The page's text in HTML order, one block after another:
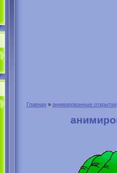
Главная » анимированные открытки